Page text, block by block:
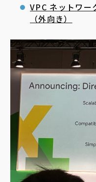
VPC ネットワー
（外向き）